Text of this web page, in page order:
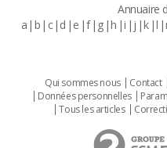
Annuaire
a b c d e f g h i j k l
Qui sommes nous Contact
Données personnelles
Tous les articles